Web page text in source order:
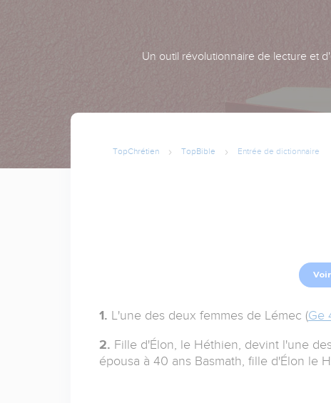
Un outil révolutionnaire de lecture et
TopChrétien TopBible Entrée de dictionnaire
1. L'une des deux femmes de Lémec (Ge
2. Fille d'Élon, le Héthien, devint l'une
épousa à 40 ans Basmath, fille d'Élon le